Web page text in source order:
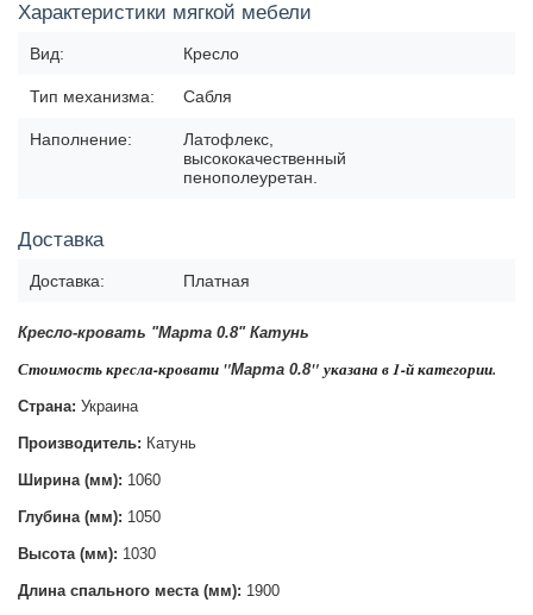
Характеристики мягкой мебели
Вид: Кресло
Тип механизма: Сабля
Наполнение:
Латофлекс,
высококачественный
пенополеуретан.
Доставка
Доставка: Платная
Кресло-кровать "Марта 0.8" Катунь
Стоимость кресла-кровати "Марта 0.8" указана в 1-й категории.
Страна: Украина
Производитель: Катунь
Ширина (мм): 1060
Глубина (мм): 1050
Высота (мм): 1030
Длина спального места (мм): 1900